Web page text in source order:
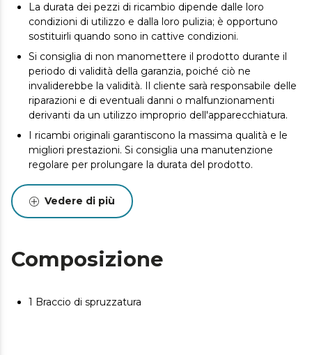
La durata dei pezzi di ricambio dipende dalle loro
condizioni di utilizzo e dalla loro pulizia; è opportuno
sostituirli quando sono in cattive condizioni.
Si consiglia di non manomettere il prodotto durante il
periodo di validità della garanzia, poiché ciò ne
invaliderebbe la validità. Il cliente sarà responsabile delle
riparazioni e di eventuali danni o malfunzionamenti
derivanti da un utilizzo improprio dell'apparecchiatura.
I ricambi originali garantiscono la massima qualità e le
migliori prestazioni. Si consiglia una manutenzione
regolare per prolungare la durata del prodotto.
Vedere di più
Composizione
1 Braccio di spruzzatura